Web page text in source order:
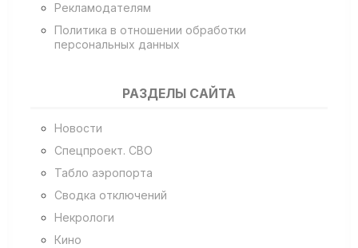
Рекламодателям
Политика в отношении обработки
персональных данных
РАЗДЕЛЫ САЙТА
Новости
Спецпроект. СВО
Табло аэропорта
Сводка отключений
Некрологи
Кино